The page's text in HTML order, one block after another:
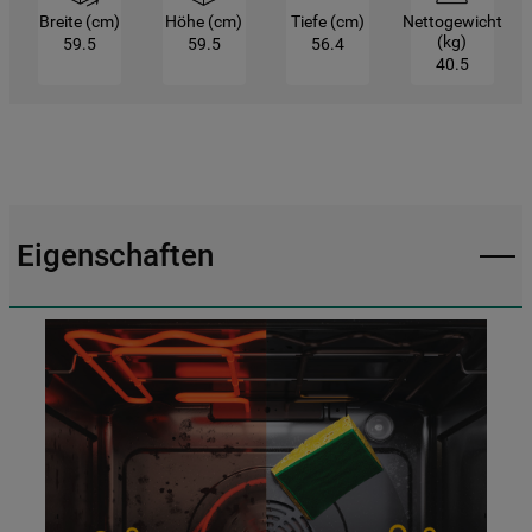
Breite (cm)
59.5
Höhe (cm)
59.5
Tiefe (cm)
56.4
Nettogewicht
(kg)
40.5
Eigenschaften
gesetzt. Mehr Informationen
https://www.bauknecht.de/seiten/nutzung-